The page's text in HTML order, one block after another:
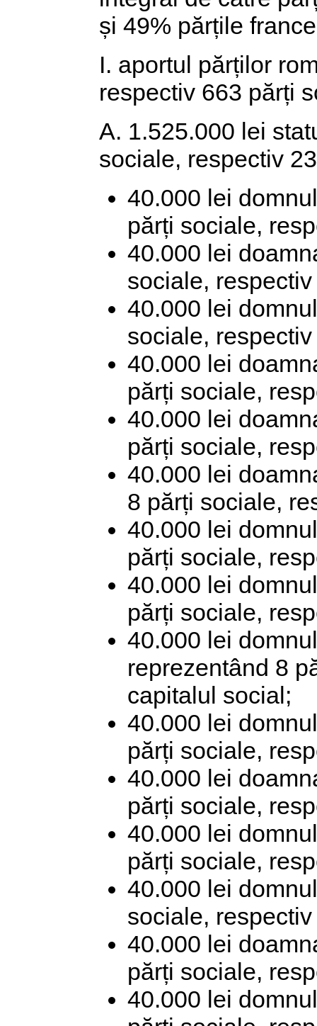
și 49% părțile
I. aportul părților
respectiv 663 părți
A. 1.525.000 lei
sociale, respectiv
40.000 lei
părți sociale,
40.000 lei
sociale,
40.000 lei
sociale,
40.000 lei
părți sociale,
40.000 lei
părți sociale,
40.000 lei
8 părți sociale,
40.000 lei
părți sociale,
40.000 lei
părți sociale,
40.000 lei
reprezentând 8
capitalul social;
40.000 lei
părți sociale,
40.000 lei
părți sociale,
40.000 lei
părți sociale,
40.000 lei
sociale,
40.000 lei
părți sociale,
40.000 lei